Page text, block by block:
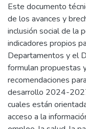
Este documento
de los avances y
inclusión social de la
indicadores propios
Departamentos y el
formulan propuestas
recomendaciones
desarrollo 2024-
cuales están
acceso a la